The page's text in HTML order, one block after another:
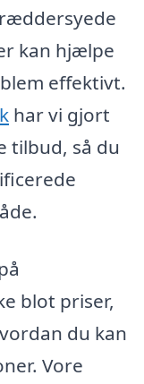
kan hjælpe
effektivt.
har vi gjort
tilbud, så du
blot priser,
du kan
Vore